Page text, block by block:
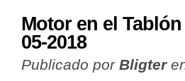
Motor en el
05-2018
Publicado por Bligter